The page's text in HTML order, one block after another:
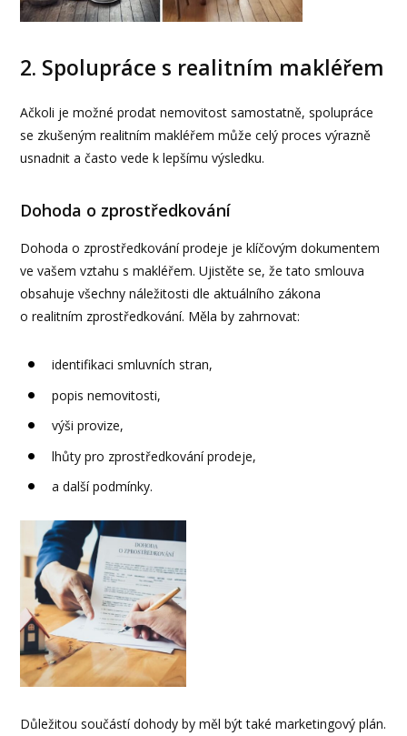
2. Spolupráce s realitním makléřem
Ačkoli je možné prodat nemovitost samostatně, spolupráce
se zkušeným realitním makléřem může celý proces výrazně
usnadnit a často vede k lepšímu výsledku.
Dohoda o zprostředkování
Dohoda o zprostředkování prodeje je klíčovým dokumentem
ve vašem vztahu s makléřem. Ujistěte se, že tato smlouva
obsahuje všechny náležitosti dle aktuálního zákona
o realitním zprostředkování. Měla by zahrnovat:
identifikaci smluvních stran,
popis nemovitosti,
výši provize,
lhůty pro zprostředkování prodeje,
a další podmínky.
Důležitou součástí dohody by měl být také marketingový plán.